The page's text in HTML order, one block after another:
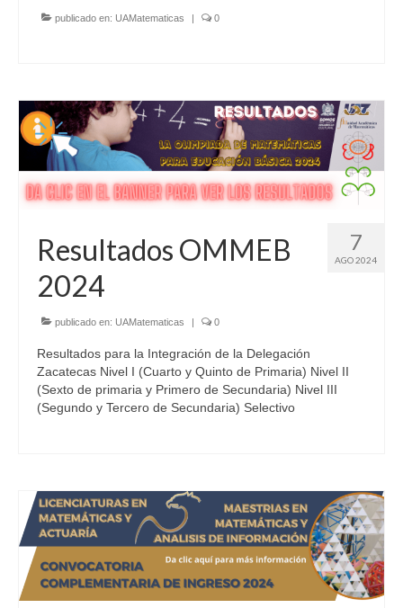
publicado en: UAMatematicas | 0
7
AGO 2024
Resultados OMMEB
2024
publicado en: UAMatematicas | 0
Resultados para la Integración de la Delegación
Zacatecas Nivel I (Cuarto y Quinto de Primaria) Nivel II
(Sexto de primaria y Primero de Secundaria) Nivel III
(Segundo y Tercero de Secundaria) Selectivo